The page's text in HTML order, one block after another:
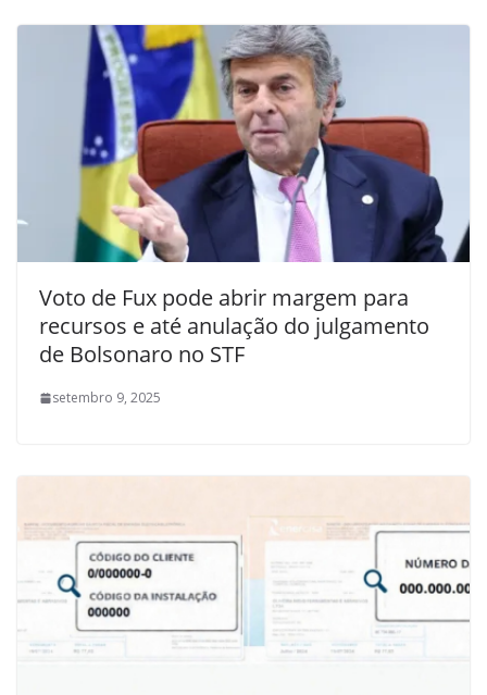
Voto de Fux pode abrir margem para
recursos e até anulação do julgamento
de Bolsonaro no STF
setembro 9, 2025